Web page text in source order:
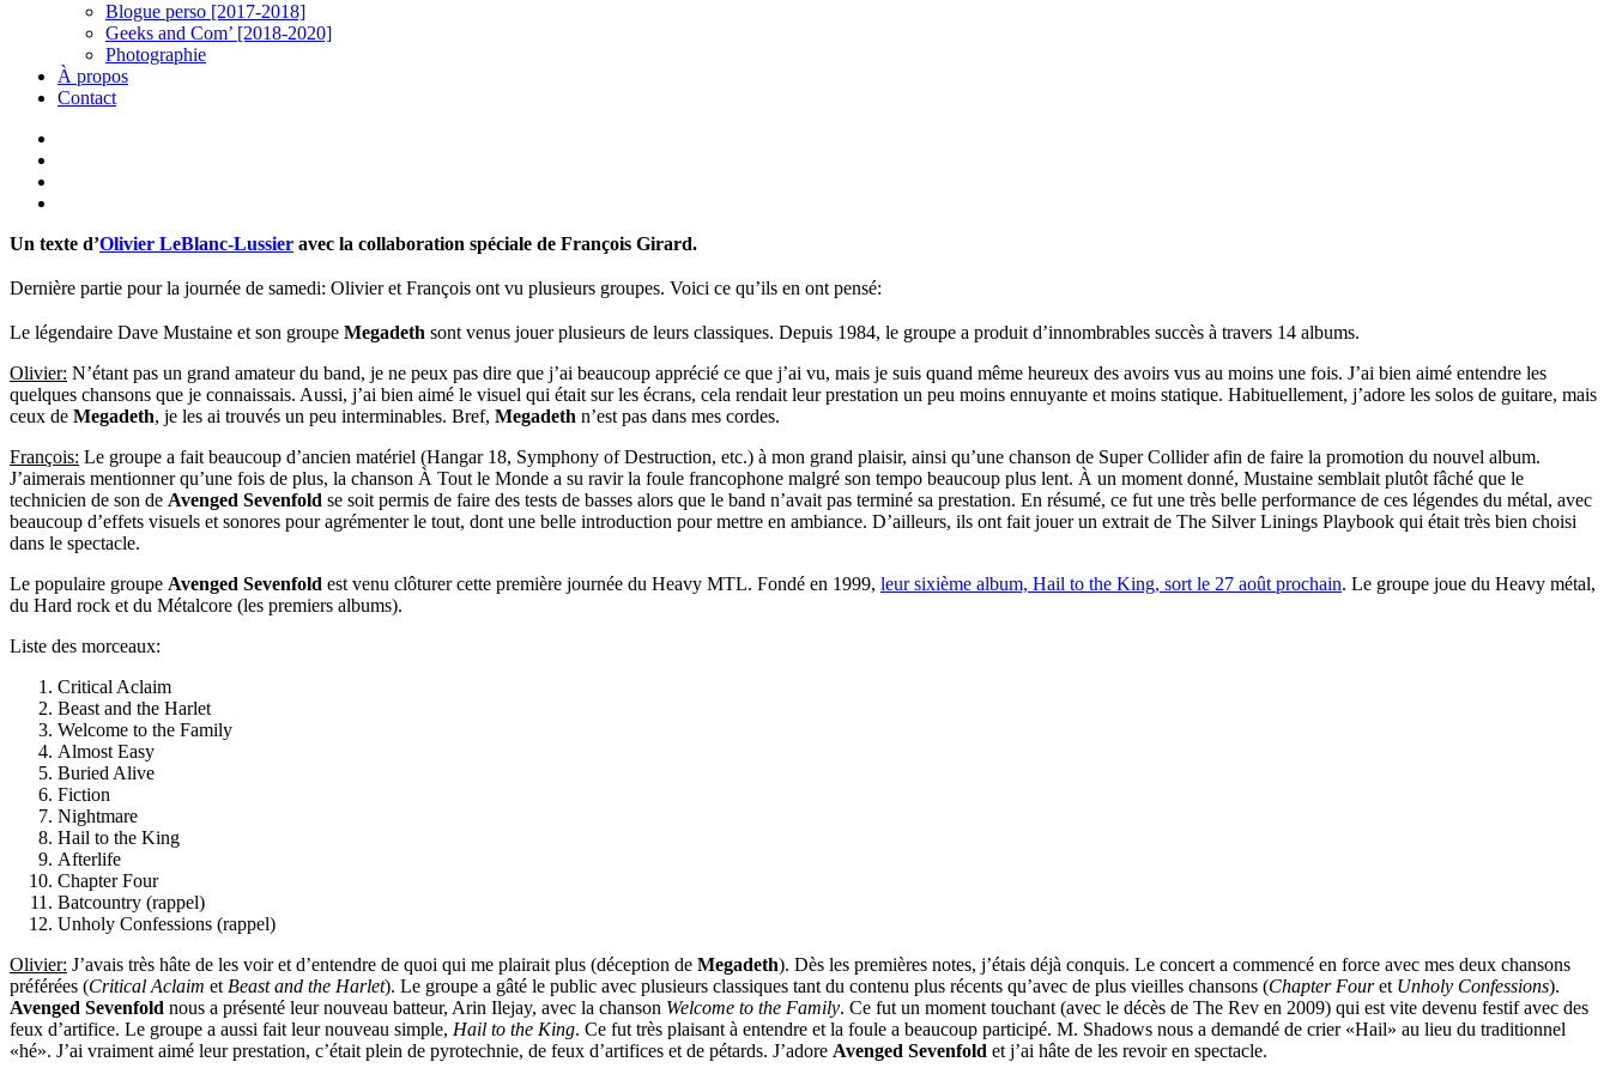
Blogue perso [2017-2018]
Geeks and Com’ [2018-2020]
Photographie
À propos
Contact
Un texte d’Olivier LeBlanc-Lussier avec la collaboration spéciale de François Girard.
Dernière partie pour la journée de samedi: Olivier et François ont vu plusieurs groupes. Voici ce qu’ils en ont pensé:
Le légendaire Dave Mustaine et son groupe Megadeth sont venus jouer plusieurs de leurs classiques. Depuis 1984, le groupe a produit d’innombrables succès à travers 14 albums.
Olivier: N’étant pas un grand amateur du band, je ne peux pas dire que j’ai beaucoup apprécié ce que j’ai vu, mais je suis quand même heureux des avoirs vus au moins une fois. J’ai bien aimé entendre les
quelques chansons que je connaissais. Aussi, j’ai bien aimé le visuel qui était sur les écrans, cela rendait leur prestation un peu moins ennuyante et moins statique. Habituellement, j’adore les solos de guitare, mais
ceux de Megadeth, je les ai trouvés un peu interminables. Bref, Megadeth n’est pas dans mes cordes.
François: Le groupe a fait beaucoup d’ancien matériel (Hangar 18, Symphony of Destruction, etc.) à mon grand plaisir, ainsi qu’une chanson de Super Collider afin de faire la promotion du nouvel album.
J’aimerais mentionner qu’une fois de plus, la chanson À Tout le Monde a su ravir la foule francophone malgré son tempo beaucoup plus lent. À un moment donné, Mustaine semblait plutôt fâché que le
technicien de son de Avenged Sevenfold se soit permis de faire des tests de basses alors que le band n’avait pas terminé sa prestation. En résumé, ce fut une très belle performance de ces légendes du métal, avec
beaucoup d’effets visuels et sonores pour agrémenter le tout, dont une belle introduction pour mettre en ambiance. D’ailleurs, ils ont fait jouer un extrait de The Silver Linings Playbook qui était très bien choisi
dans le spectacle.
Le populaire groupe Avenged Sevenfold est venu clôturer cette première journée du Heavy MTL. Fondé en 1999, leur sixième album, Hail to the King, sort le 27 août prochain. Le groupe joue du Heavy métal,
du Hard rock et du Métalcore (les premiers albums).
Liste des morceaux:
Critical Aclaim
Beast and the Harlet
Welcome to the Family
Almost Easy
Buried Alive
Fiction
Nightmare
Hail to the King
Afterlife
Chapter Four
Batcountry (rappel)
Unholy Confessions (rappel)
Olivier: J’avais très hâte de les voir et d’entendre de quoi qui me plairait plus (déception de Megadeth). Dès les premières notes, j’étais déjà conquis. Le concert a commencé en force avec mes deux chansons
préférées (Critical Aclaim et Beast and the Harlet). Le groupe a gâté le public avec plusieurs classiques tant du contenu plus récents qu’avec de plus vieilles chansons (Chapter Fouret Unholy Confessions).
Avenged Sevenfold nous a présenté leur nouveau batteur, Arin Ilejay, avec la chanson Welcome to the Family. Ce fut un moment touchant (avec le décès de The Rev en 2009) qui est vite devenu festif avec des
feux d’artifice. Le groupe a aussi fait leur nouveau simple, Hail to the King. Ce fut très plaisant à entendre et la foule a beaucoup participé. M. Shadows nous a demandé de crier «Hail» au lieu du traditionnel
«hé». J’ai vraiment aimé leur prestation, c’était plein de pyrotechnie, de feux d’artifices et de pétards. J’adore Avenged Sevenfold et j’ai hâte de les revoir en spectacle.